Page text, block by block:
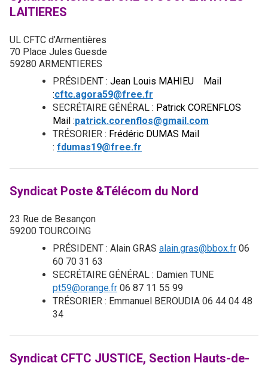
LAITIERES
UL CFTC d’Armentières
70 Place Jules Guesde
59280 ARMENTIERES
PRÉSIDENT : Jean Louis MAHIEU Mail
:cftc.agora59@free.fr
SECRÉTAIRE GÉNÉRAL : Patrick CORENFLOS
Mail :patrick.corenflos@gmail.com
TRÉSORIER : Frédéric DUMAS Mail
: fdumas19@free.fr
Syndicat Poste &Télécom du Nord
23 Rue de Besançon
59200 TOURCOING
PRÉSIDENT : Alain GRAS alain.gras@bbox.fr 06
60 70 31 63
SECRÉTAIRE GÉNÉRAL : Damien TUNE
pt59@orange.fr 06 87 11 55 99
TRÉSORIER : Emmanuel BEROUDIA 06 44 04 48
34
Syndicat CFTC JUSTICE, Section Hauts-de-